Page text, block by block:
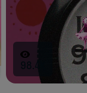
98.4K